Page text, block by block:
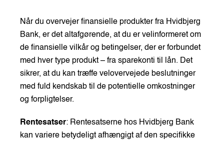
Når du overvejer finansielle produkter fra Hvidbjerg
Bank, er det altafgørende, at du er velinformeret om
de finansielle vilkår og betingelser, der er forbundet
med hver type produkt – fra sparekonti til lån. Det
sikrer, at du kan træffe velovervejede beslutninger
med fuld kendskab til de potentielle omkostninger
og forpligtelser.
Rentesatser: Rentesatserne hos Hvidbjerg Bank
kan variere betydeligt afhængigt af den specifikke